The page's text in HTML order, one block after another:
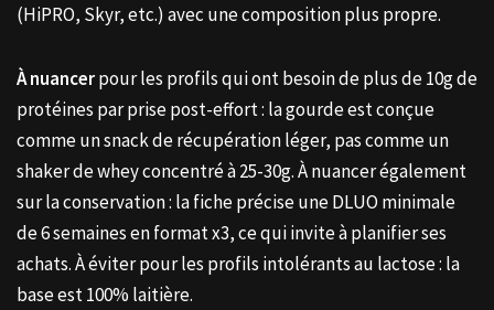
(HiPRO, Skyr, etc.) avec une composition plus propre.
À nuancerpour les profils qui ont besoin de plus de 10g de
protéines par prise post-effort : la gourde est conçue
comme un snack de récupération léger, pas comme un
shaker de whey concentré à 25-30g. À nuancer également
sur la conservation : la fiche précise une DLUO minimale
de 6 semaines en format x3, ce qui invite à planifier ses
achats. À éviter pour les profils intolérants au lactose : la
base est 100% laitière.